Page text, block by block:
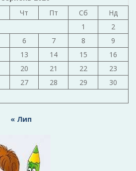
Чт Пт Сб
Нд
1
2
6 7 8
9
13 14 15
16
20 21 22
23
27 28 29
30
« Лип